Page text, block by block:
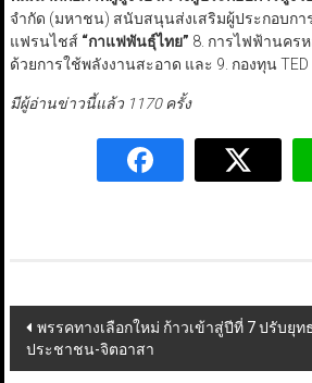
จำกัด (มหาชน) สนับสนุนส่งเสริมผู้ประกอบกา
แฟรนไชส์ “กาแฟพันธุ์ไทย” 8. การไฟฟ้านคร
ด้วยการใช้พลังงานสะอาด และ 9. กองทุน TED
มีผู้อ่านข่าวนี้แล้ว 1170 ครั้ง
Post
navigation
พรรคทางเลือกใหม่ ก้าวเข้าสู่ปีที่ 7 ปรับยุ
ประชาชน-จิตอาสา